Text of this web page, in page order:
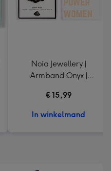
Noia Jewellery |
Armband Onyx |
€ 15,99
In winkelmand